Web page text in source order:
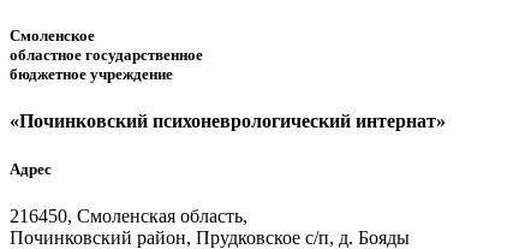
Смоленское
областное государственное
бюджетное учреждение
«Починковский психоневрологический интернат»
Адрес
216450, Смоленская область,
Починковский район, Прудковское с/п, д. Бояды